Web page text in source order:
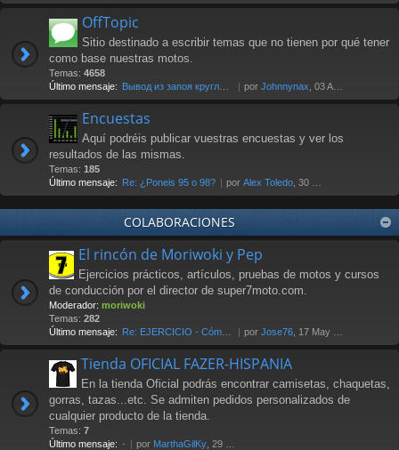
OffTopic
Sitio destinado a escribir temas que no tienen por qué tener
como base nuestras motos.
Temas: 4658
Último mensaje: Вывод из запоя круглосуточно … por Johnnynax , 03 Ago 2026 17:29
Encuestas
Aquí podréis publicar vuestras encuestas y ver los
resultados de las mismas.
Temas: 185
Último mensaje: Re: ¿Poneis 95 o 98? por Alex Toledo , 30 Oct 2021 23:23
COLABORACIONES
El rincón de Moriwoki y Pep
Ejercicios prácticos, artículos, pruebas de motos y cursos
de conducción por el director de super7moto.com.
Moderador: moriwoki
Temas: 282
Último mensaje: Re: EJERCICIO - Cómo frenar. … por Jose76 , 17 May 2018 00:17
Tienda OFICIAL FAZER-HISPANIA
En la tienda Oficial podrás encontrar camisetas, chaquetas,
gorras, tazas...etc. Se admiten pedidos personalizados de
cualquier producto de la tienda.
Temas: 7
Último mensaje: - por MarthaGilKy , 29 Jul 2026 12:38